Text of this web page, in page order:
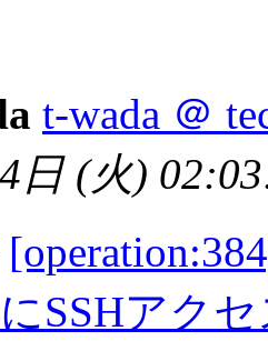
t-wada ＠
日 (火)
SSHアク